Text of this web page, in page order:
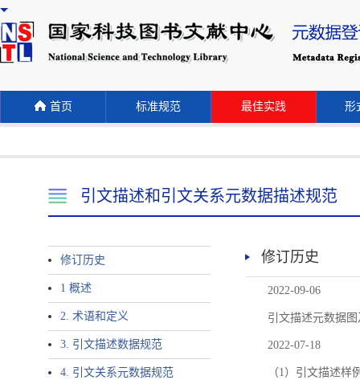
首页 标准规范 最佳实践 形
引文描述和引文关系元数据描述规范
修订历史
1 概述
2. 术语和定义
3. 引文描述数据规范
4. 引文关系元数据规范
修订历史
2022-09-06
引文描述元数据
2022-07-18
（1）引文描述样